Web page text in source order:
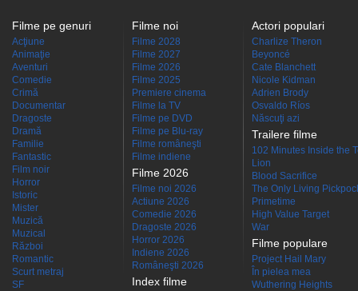
Filme pe genuri
Acţiune
Animaţie
Aventuri
Comedie
Crimă
Documentar
Dragoste
Dramă
Familie
Fantastic
Film noir
Horror
Istoric
Mister
Muzică
Muzical
Război
Romantic
Scurt metraj
SF
Filme noi
Filme 2028
Filme 2027
Filme 2026
Filme 2025
Premiere cinema
Filme la TV
Filme pe DVD
Filme pe Blu-ray
Filme româneşti
Filme indiene
Filme 2026
Filme noi 2026
Actiune 2026
Comedie 2026
Dragoste 2026
Horror 2026
Indiene 2026
Româneşti 2026
Index filme
Actori populari
Charlize Theron
Beyoncé
Cate Blanchett
Nicole Kidman
Adrien Brody
Osvaldo Ríos
Născuţi azi
Trailere filme
102 Minutes Inside the
Lion
Blood Sacrifice
The Only Living
Primetime
High Value Target
War
Filme populare
Project Hail Mary
În pielea mea
Wuthering Heights